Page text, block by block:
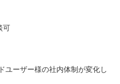
可
ユーザー様の社内体制が変化し